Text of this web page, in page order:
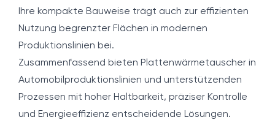
Ihre kompakte Bauweise trägt auch zur effizienten
Nutzung begrenzter Flächen in modernen
Produktionslinien bei.
Zusammenfassend bieten Plattenwärmetauscher in
Automobilproduktionslinien und unterstützenden
Prozessen mit hoher Haltbarkeit, präziser Kontrolle
und Energieeffizienz entscheidende Lösungen.